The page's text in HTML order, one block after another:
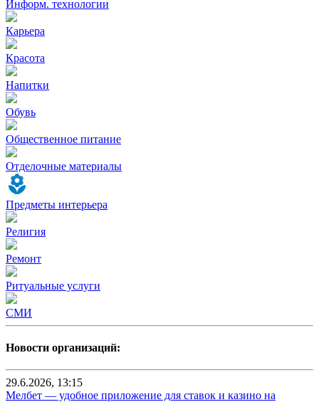
Информ. технологии
Карьера
Красота
Напитки
Обувь
Общественное питание
Отделочные материалы
Предметы интерьера
Религия
Ремонт
Ритуальные услуги
СМИ
Новости организаций:
29.6.2026, 13:15
Мелбет — удобное приложение для ставок и казино на